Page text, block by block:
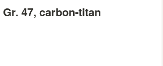
47, carbon-titan